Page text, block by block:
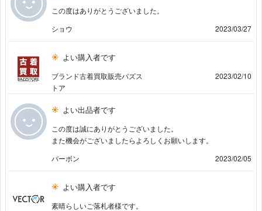
この度はありがとうございました。
ショウ
2023/03/27
よい購入者です
ブランド古着買取販売バズス
トア
2023/02/10
よい出品者です
この度は誠にありがとうございました。
また機会がございましたらよろしくお願いします。
バーボン
2023/02/05
よい購入者です
素晴らしいご落札者様です。